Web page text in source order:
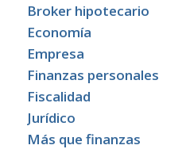
Broker hipotecario
Economía
Empresa
Finanzas personales
Fiscalidad
Jurídico
Más que finanzas